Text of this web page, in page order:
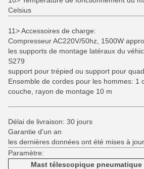
Celsius
11> Accessoires de charge:
Compresseur AC220V/50hz, 1500W
les supports de montage latéraux du
S279
support pour trépied ou support pour
Ensemble de cordes pour les hommes: 1
couche, rayon de montage 10 m
Délai de livraison: 30 jours
Garantie d'un an
les dernières données ont été mises à
Paramètre:
Mast télescopique